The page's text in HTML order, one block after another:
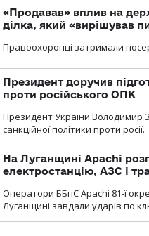
«Продавав» вплив на
ділка, який «вирішував
Правоохоронці затримали
Президент доручив
проти російського ОПК
Президент України Володимир
санкційної політики проти росії.
На Луганщині Apachi
електростанцію, АЗС і
Оператори ББпС Apachi 81-ї
Луганщині завдали ударів по